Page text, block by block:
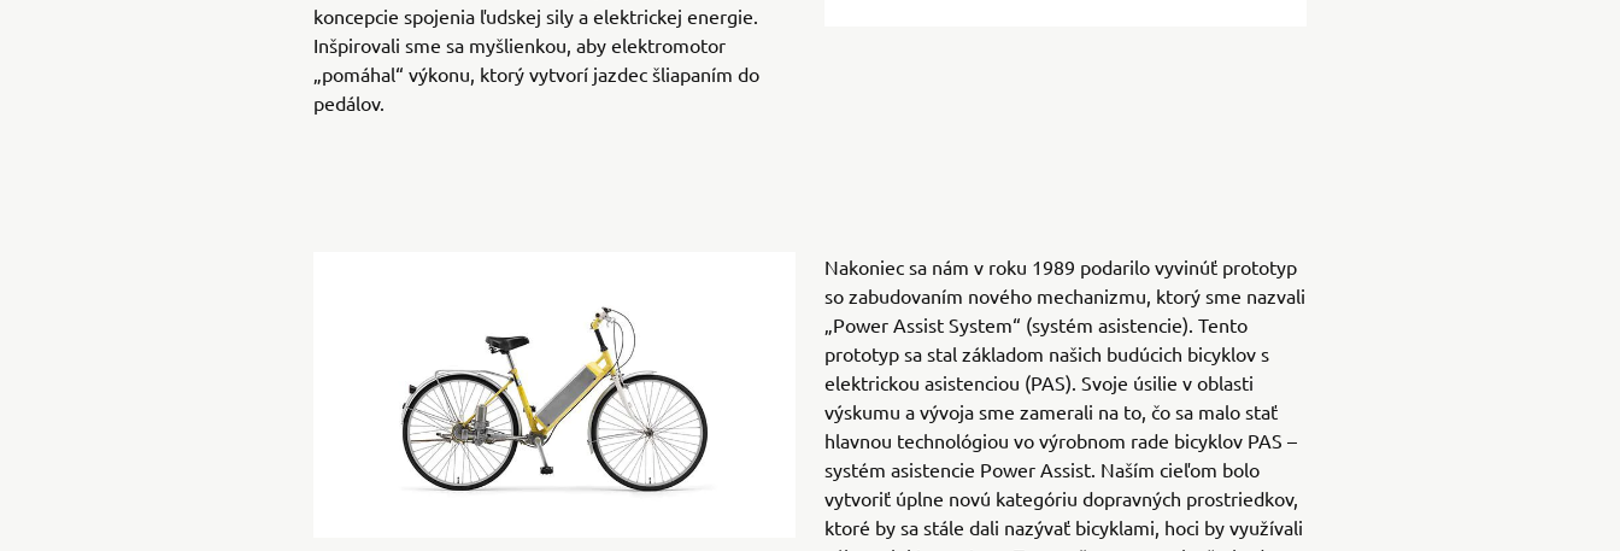
koncepcie spojenia ľudskej sily a elektrickej energie.
Inšpirovali sme sa myšlienkou, aby elektromotor
„pomáhal“ výkonu, ktorý vytvorí jazdec šliapaním do
pedálov.
Nakoniec sa nám v roku 1989 podarilo vyvinúť prototyp
so zabudovaním nového mechanizmu, ktorý sme nazvali
„Power Assist System“ (systém asistencie). Tento
prototyp sa stal základom našich budúcich bicyklov s
elektrickou asistenciou (PAS). Svoje úsilie v oblasti
výskumu a vývoja sme zamerali na to, čo sa malo stať
hlavnou technológiou vo výrobnom rade bicyklov PAS –
systém asistencie Power Assist. Naším cieľom bolo
vytvoriť úplne novú kategóriu dopravných prostriedkov,
ktoré by sa stále dali nazývať bicyklami, hoci by využívali